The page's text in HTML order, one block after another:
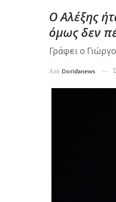
Ο Αλέξης
όμως δεν
Γράφει ο
Από Doridanews